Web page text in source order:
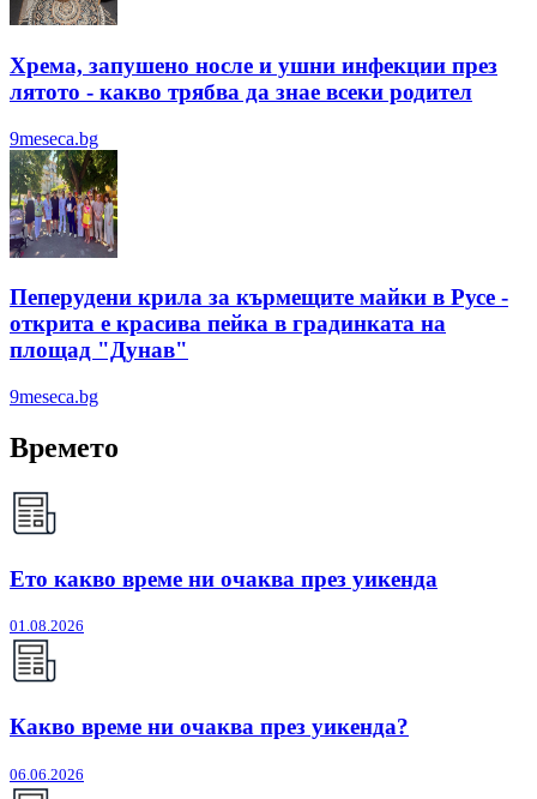
Хрема, запушено носле и ушни инфекции през
лятотo - какво трябва да знае всеки родител
9meseca.bg
Пеперудени крила за кърмещите майки в Русе -
открита е красива пейка в градинката на
площад "Дунав"
9meseca.bg
Времето
Ето какво време ни очаква през уикенда
01.08.2026
Какво време ни очаква през уикенда?
06.06.2026